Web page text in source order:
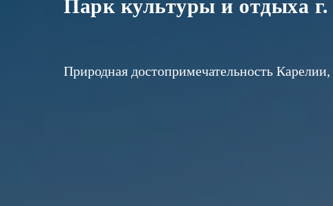
Парк культуры и отдыха
Природная достопримечательность